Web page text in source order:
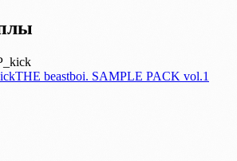
THE beastboi. SAMPLE PACK vol.1